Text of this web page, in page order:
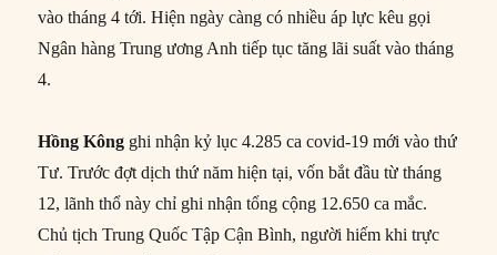
vào tháng 4 tới. Hiện ngày càng có nhiều áp lực kêu gọi
Ngân hàng Trung ương Anh tiếp tục tăng lãi suất vào tháng
4.
Hồng Kông ghi nhận kỷ lục 4.285 ca covid-19 mới vào thứ
Tư. Trước đợt dịch thứ năm hiện tại, vốn bắt đầu từ tháng
12, lãnh thổ này chỉ ghi nhận tổng cộng 12.650 ca mắc.
Chủ tịch Trung Quốc Tập Cận Bình, người hiếm khi trực